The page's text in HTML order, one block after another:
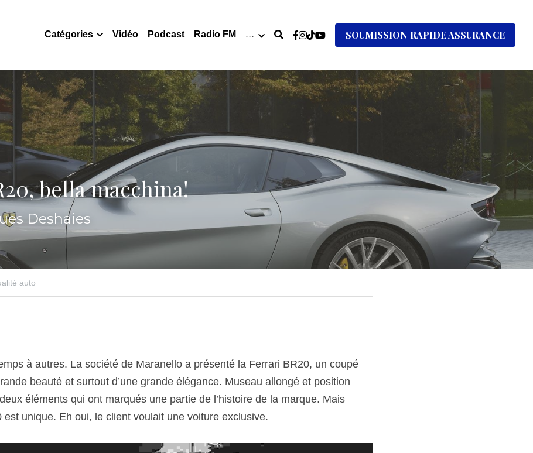
Catégories Vidéo Podcast Radio FM … SOUMISSION RAPIDE ASSURANCE
bella macchina!
Deshaies
auto
à autres. La société de Maranello a présenté la Ferrari BR20, un coupé
beauté et surtout d’une grande élégance. Museau allongé et position
éléments qui ont marqués une partie de l’histoire de la marque. Mais
est unique. Eh oui, le client voulait une voiture exclusive.